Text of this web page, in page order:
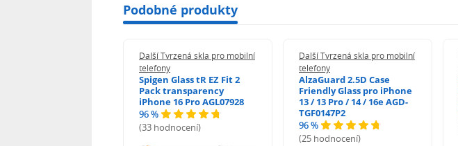
Podobné produkty
Další Tvrzená skla pro mobilní
telefony
Spigen Glass tR EZ Fit 2
Pack transparency
iPhone 16 Pro AGL07928
96 %
(33 hodnocení)
Další Tvrzená skla pro mobilní
telefony
AlzaGuard 2.5D Case
Friendly Glass pro iPhone
13 / 13 Pro / 14 / 16e AGD-
TGF0147P2
96 %
(25 hodnocení)